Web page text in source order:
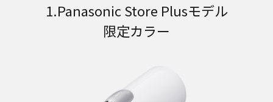
1.Panasonic Store Plusモデル
限定カラー